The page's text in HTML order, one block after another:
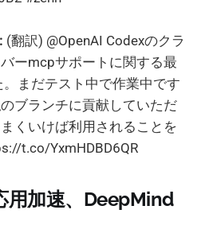
: (翻訳) @OpenAI Codexのクラ
ーmcpサポートに関する最
まだテスト中で作業中です
ブランチに貢献していただ
くいけば利用されることを
t.co/YxmHDBD6QR
用加速、DeepMind